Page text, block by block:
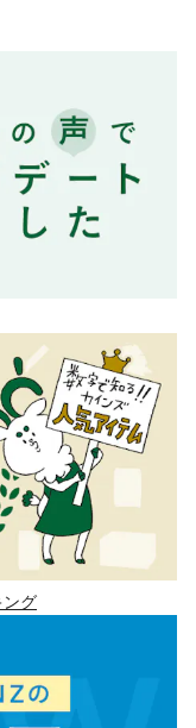
ング